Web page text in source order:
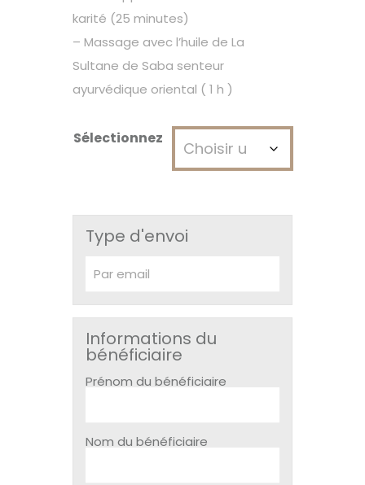
karité (25 minutes)
– Massage avec l’huile de La
Sultane de Saba senteur
ayurvédique oriental ( 1 h )
Sélectionnez
Type d'envoi
Informations du
bénéficiaire
Prénom du bénéficiaire
Nom du bénéficiaire